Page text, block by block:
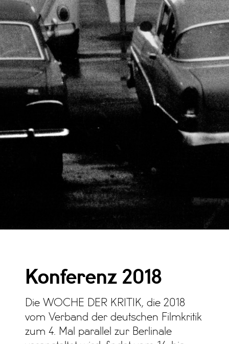
Konferenz 2018
Die WOCHE DER KRITIK, die 2018
vom Verband der deutschen Filmkritik
zum 4. Mal parallel zur Berlinale